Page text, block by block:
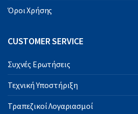
Όροι Χρήσης
CUSTOMER SERVICE
Συχνές Ερωτήσεις
Τεχνική Υποστήριξη
Τραπεζικοί Λογαριασμοί